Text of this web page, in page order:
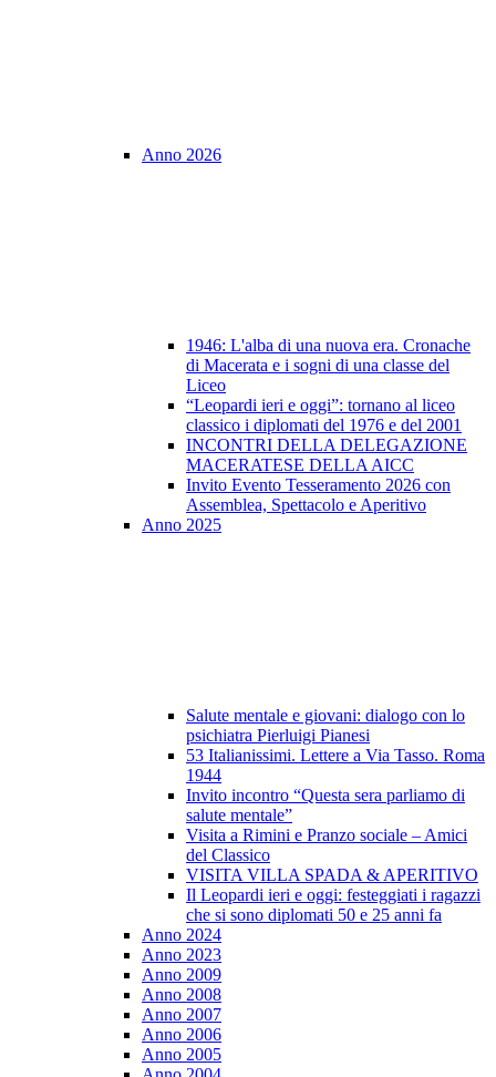
Anno 2026
1946: L'alba di una nuova era. Cronache
di Macerata e i sogni di una classe del
Liceo
“Leopardi ieri e oggi”: tornano al liceo
classico i diplomati del 1976 e del 2001
INCONTRI DELLA DELEGAZIONE
MACERATESE DELLA AICC
Invito Evento Tesseramento 2026 con
Assemblea, Spettacolo e Aperitivo
Anno 2025
Salute mentale e giovani: dialogo con lo
psichiatra Pierluigi Pianesi
53 Italianissimi. Lettere a Via Tasso. Roma
1944
Invito incontro “Questa sera parliamo di
salute mentale”
Visita a Rimini e Pranzo sociale – Amici
del Classico
VISITA VILLA SPADA & APERITIVO
Il Leopardi ieri e oggi: festeggiati i ragazzi
che si sono diplomati 50 e 25 anni fa
Anno 2024
Anno 2023
Anno 2009
Anno 2008
Anno 2007
Anno 2006
Anno 2005